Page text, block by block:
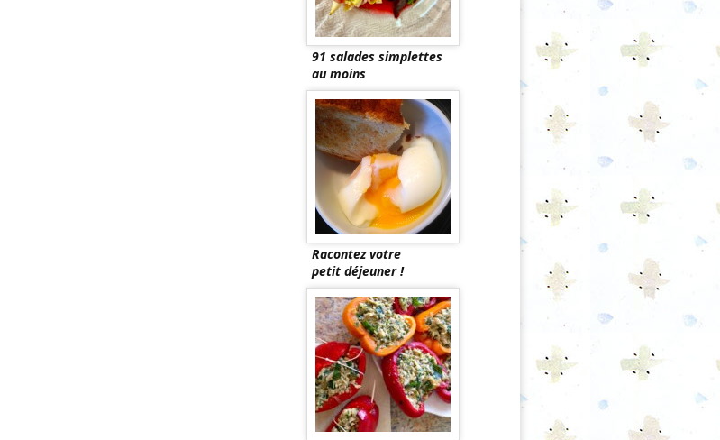
91 salades simplettes
au moins
Racontez votre
petit déjeuner !